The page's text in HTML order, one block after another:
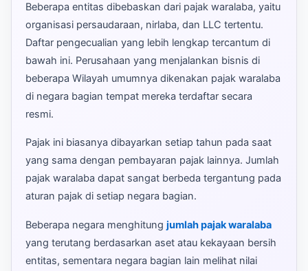
Beberapa entitas dibebaskan dari pajak waralaba, yaitu
organisasi persaudaraan, nirlaba, dan LLC tertentu.
Daftar pengecualian yang lebih lengkap tercantum di
bawah ini. Perusahaan yang menjalankan bisnis di
beberapa Wilayah umumnya dikenakan pajak waralaba
di negara bagian tempat mereka terdaftar secara
resmi.
Pajak ini biasanya dibayarkan setiap tahun pada saat
yang sama dengan pembayaran pajak lainnya. Jumlah
pajak waralaba dapat sangat berbeda tergantung pada
aturan pajak di setiap negara bagian.
Beberapa negara menghitung jumlah pajak waralaba
yang terutang berdasarkan aset atau kekayaan bersih
entitas, sementara negara bagian lain melihat nilai